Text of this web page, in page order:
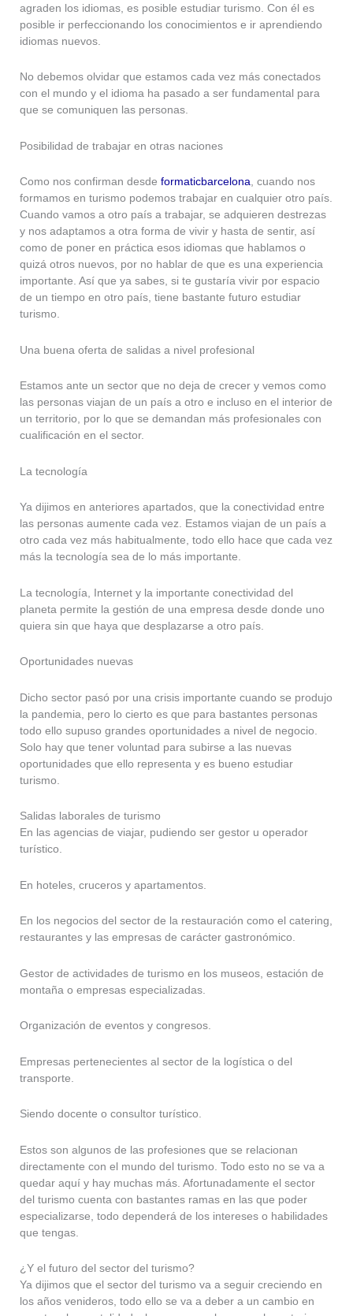
agraden los idiomas, es posible estudiar turismo. Con él es
posible ir perfeccionando los conocimientos e ir aprendiendo
idiomas nuevos.
No debemos olvidar que estamos cada vez más conectados
con el mundo y el idioma ha pasado a ser fundamental para
que se comuniquen las personas.
Posibilidad de trabajar en otras naciones
Como nos confirman desdeformaticbarcelona, cuando nos
formamos en turismo podemos trabajar en cualquier otro país.
Cuando vamos a otro país a trabajar, se adquieren destrezas
y nos adaptamos a otra forma de vivir y hasta de sentir, así
como de poner en práctica esos idiomas que hablamos o
quizá otros nuevos, por no hablar de que es una experiencia
importante. Así que ya sabes, si te gustaría vivir por espacio
de un tiempo en otro país, tiene bastante futuro estudiar
turismo.
Una buena oferta de salidas a nivel profesional
Estamos ante un sector que no deja de crecer y vemos como
las personas viajan de un país a otro e incluso en el interior de
un territorio, por lo que se demandan más profesionales con
cualificación en el sector.
La tecnología
Ya dijimos en anteriores apartados, que la conectividad entre
las personas aumente cada vez. Estamos viajan de un país a
otro cada vez más habitualmente, todo ello hace que cada vez
más la tecnología sea de lo más importante.
La tecnología, Internet y la importante conectividad del
planeta permite la gestión de una empresa desde donde uno
quiera sin que haya que desplazarse a otro país.
Oportunidades nuevas
Dicho sector pasó por una crisis importante cuando se produjo
la pandemia, pero lo cierto es que para bastantes personas
todo ello supuso grandes oportunidades a nivel de negocio.
Solo hay que tener voluntad para subirse a las nuevas
oportunidades que ello representa y es bueno estudiar
turismo.
Salidas laborales de turismo
En las agencias de viajar, pudiendo ser gestor u operador
turístico.
En hoteles, cruceros y apartamentos.
En los negocios del sector de la restauración como el catering,
restaurantes y las empresas de carácter gastronómico.
Gestor de actividades de turismo en los museos, estación de
montaña o empresas especializadas.
Organización de eventos y congresos.
Empresas pertenecientes al sector de la logística o del
transporte.
Siendo docente o consultor turístico.
Estos son algunos de las profesiones que se relacionan
directamente con el mundo del turismo. Todo esto no se va a
quedar aquí y hay muchas más. Afortunadamente el sector
del turismo cuenta con bastantes ramas en las que poder
especializarse, todo dependerá de los intereses o habilidades
que tengas.
¿Y el futuro del sector del turismo?
Ya dijimos que el sector del turismo va a seguir creciendo en
los años venideros, todo ello se va a deber a un cambio en